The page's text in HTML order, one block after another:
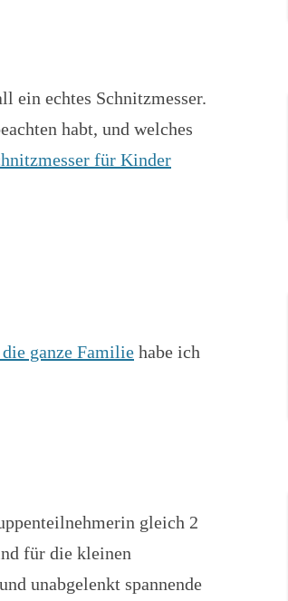
ein echtes Schnitzmesser.
habt, und welches
für Kinder
ganze Familie habe ich
gleich 2
für die kleinen
unabgelenkt spannende